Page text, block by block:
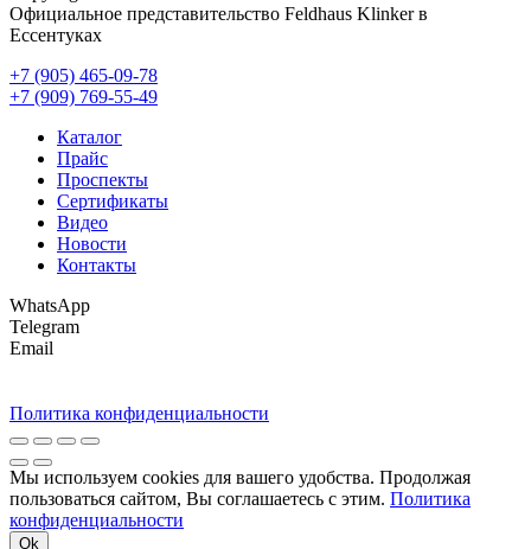
Официальное представительство Feldhaus Klinker в
Ессентуках
+7 (905) 465-09-78
+7 (909) 769-55-49
Каталог
Прайс
Проспекты
Сертификаты
Видео
Новости
Контакты
WhatsApp
Telegram
Email
Политика конфиденциальности
Мы используем cookies для вашего удобства. Продолжая
пользоваться сайтом, Вы соглашаетесь с этим. Политика
конфиденциальности
Ok